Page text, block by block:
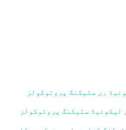
لیکوئیڈ سٹیکنگ پروٹوکولز